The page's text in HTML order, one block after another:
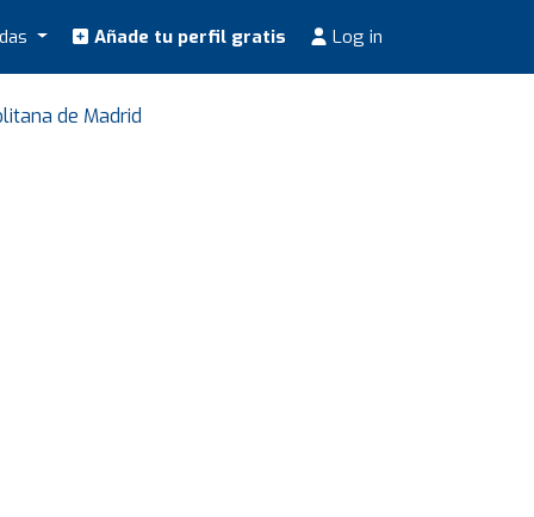
Añade tu perfil gratis Log in
de Madrid